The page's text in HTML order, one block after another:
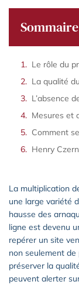
Sommaire
Le rôle du
La qualité
L’absence
Henry
La multiplication
une large variété
hausse des
ligne est devenu
repérer un site
non seulement
préserver la
peuvent alerter